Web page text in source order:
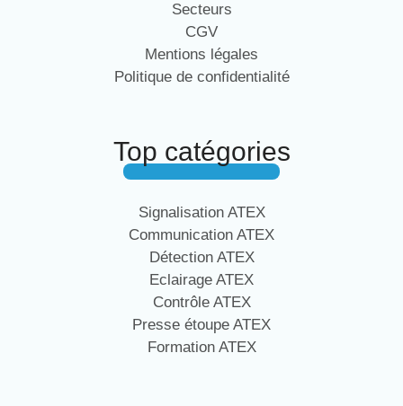
Secteurs
CGV
Mentions légales
Politique de confidentialité
Top catégories
Signalisation ATEX
Communication ATEX
Détection ATEX
Eclairage ATEX
Contrôle ATEX
Presse étoupe ATEX
Formation ATEX